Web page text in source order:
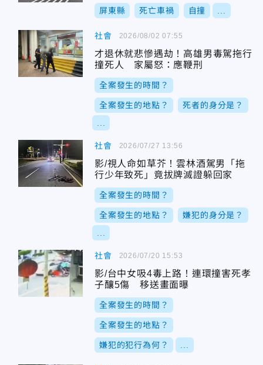
屏東縣 死亡車禍 自撞
社會
才退休就悲慘遇劫！高雄男毒駕拖行
撞死人 家屬怒：應鞭刑
全案發生的時間？
全案發生的地點？ 死者的身分是？
2026/08/02 07:55
社會
影/視人命如草芥！雲林酒駕男「拖
行少年致死」竟拔牌滅證躲回家
全案發生的時間？
全案發生的地點？ 嫌犯的身分是？
2026/07/27 13:56
社會
影/台中女吸4毒上路！連環撞害死孝
子釀5傷 移送畫面曝
全案發生的時間？
全案發生的地點？
嫌犯的犯行為何？
2026/07/20 15:53